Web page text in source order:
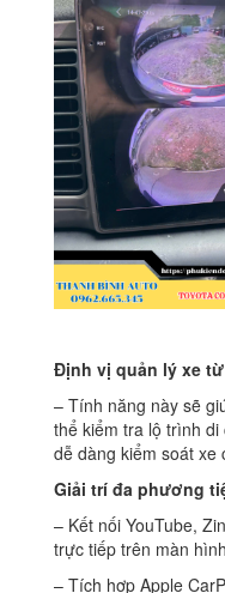
Định vị quản lý xe
– Tính năng này sẽ
thể kiểm tra lộ trình
dễ dàng kiểm soát xe
Giải trí đa phương
– Kết nối YouTube,
trực tiếp trên màn
– Tích hợp Apple